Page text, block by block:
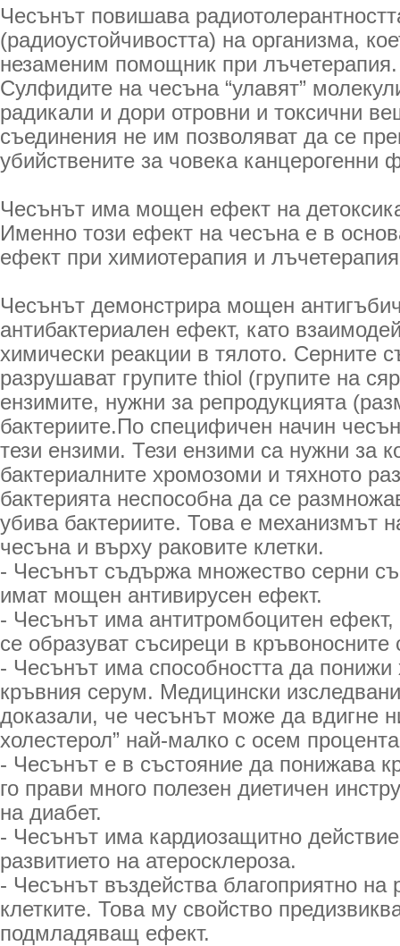
Чесънът повишава
(радиоустойчивостта) на организма,
незаменим помощник при лъчетерапия.
Сулфидите на чесъна “улавят”
радикали и дори отровни и токсични
съединения не им позволяват да се
убийствените за човека канцерогенни
Чесънът има мощен ефект на
Именно този ефект на чесъна е в
ефект при химиотерапия и
Чесънът демонстрира мощен
антибактериален ефект, като
химически реакции в тялото. Серните
разрушават групите thiol (групите на
ензимите, нужни за репродукцията
бактериите.По специфичен начин
тези ензими. Тези ензими са нужни за
бактериалните хромозоми и тяхното
бактерията неспособна да се
убива бактериите. Това е механизмът
чесъна и върху раковите клетки.
- Чесънът съдържа множество серни
имат мощен антивирусен ефект.
- Чесънът има антитромбоцитен ефект,
се образуват съсиреци в кръвоносните
- Чесънът има способността да понижи
кръвния серум. Медицински
доказали, че чесънът може да вдигне
холестерол” най-малко с осем
- Чесънът е в състояние да понижава
го прави много полезен диетичен
на диабет.
- Чесънът има кардиозащитно
развитието на атеросклероза.
- Чесънът въздейства благоприятно на
клетките. Това му свойство
подмладяващ ефект.